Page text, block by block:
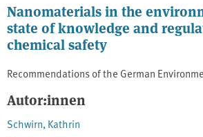
Nanomaterials in the
state of knowledge and
chemical safety
Recommendations of the German
Autor:innen
Schwirn, Kathrin